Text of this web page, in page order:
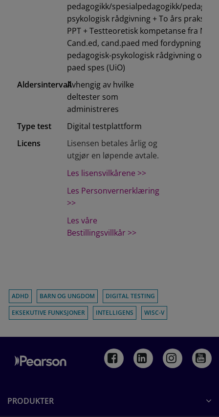
pedagogikk/spesialpedagogikk/
psykologisk rådgivning + To års praksis
PPT + Testteoretisk kompetanse fra
Cand.ed, cand.paed med fordypning i
pedagogisk-psykologisk rådgivning og
paed spes (UiO)
AldersintervallAvhengig av hvilke
deltester som
administreres
Type test
Digital testplattform
Licens
Lisensen betales årlig og
utgjør en løpende avtale.
Les lisensvilkårene >>
Les Personvernerklæring
>>
Les våre
Bestillingsvillkår >>
ADHD BARN OG UNGDOM
DIGITAL TESTING
EKSEKUTIVE FUNKSJONER
INTELLIGENS WISC-V
PRODUKTER